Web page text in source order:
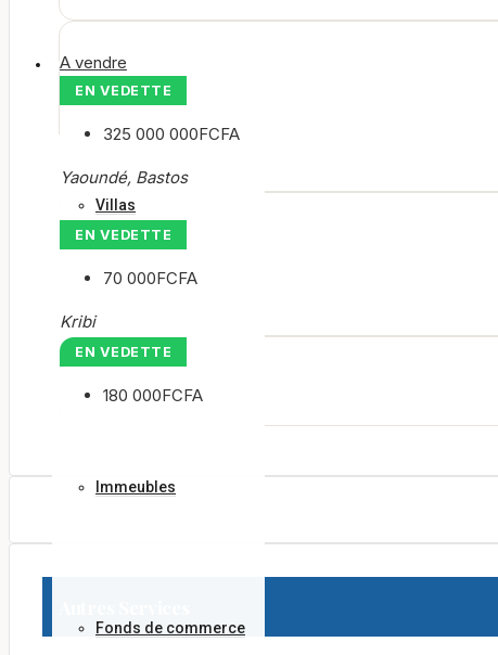
A vendre
Villas
Terrains
Immeubles
Fonds de commerce
A vendre
EN VEDETTE
325 000 000FCFA
Yaoundé, Bastos
EN VEDETTE
70 000FCFA
Kribi
EN VEDETTE
180 000FCFA